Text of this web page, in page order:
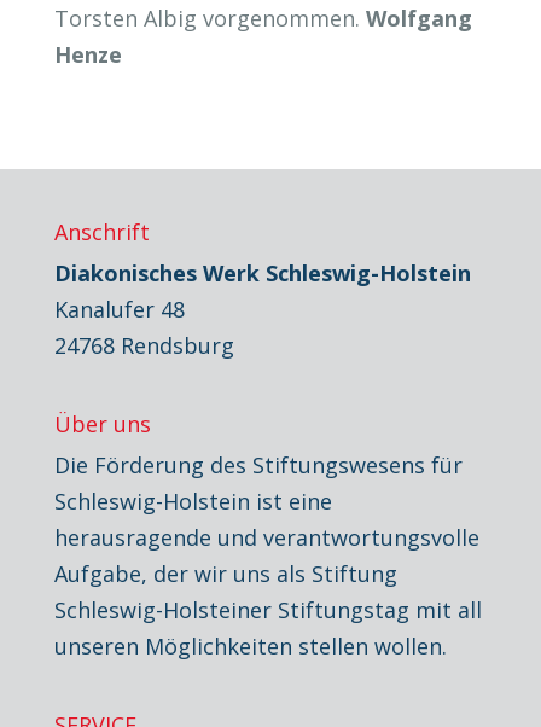
Torsten Albig vorgenommen. Wolfgang
Henze
Anschrift
Diakonisches Werk Schleswig-Holstein
Kanalufer 48
24768 Rendsburg
Über uns
Die Förderung des Stiftungswesens für
Schleswig-Holstein ist eine
herausragende und verantwortungsvolle
Aufgabe, der wir uns als Stiftung
Schleswig-Holsteiner Stiftungstag mit all
unseren Möglichkeiten stellen wollen.